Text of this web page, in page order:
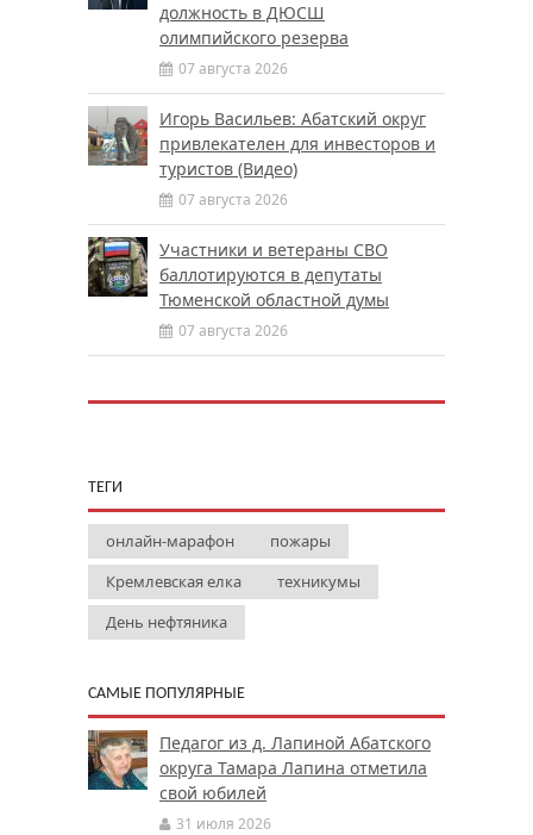
должность в ДЮСШ
олимпийского резерва
07 августа 2026
Игорь Васильев: Абатский округ
привлекателен для инвесторов и
туристов (Видео)
07 августа 2026
Участники и ветераны СВО
баллотируются в депутаты
Тюменской областной думы
07 августа 2026
ТЕГИ
онлайн-марафон
пожары
Кремлевская елка
техникумы
День нефтяника
САМЫЕ ПОПУЛЯРНЫЕ
Педагог из д. Лапиной Абатского
округа Тамара Лапина отметила
свой юбилей
31 июля 2026